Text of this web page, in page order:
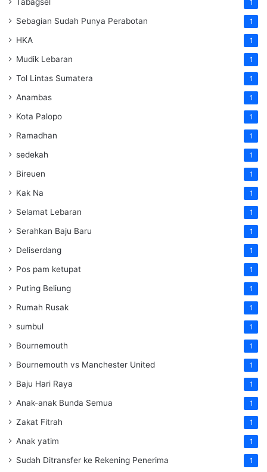
Tabagsel 1
Sebagian Sudah Punya Perabotan 1
HKA 1
Mudik Lebaran 1
Tol Lintas Sumatera 1
Anambas 1
Kota Palopo 1
Ramadhan 1
sedekah 1
Bireuen 1
Kak Na 1
Selamat Lebaran 1
Serahkan Baju Baru 1
Deliserdang 1
Pos pam ketupat 1
Puting Beliung 1
Rumah Rusak 1
sumbul 1
Bournemouth 1
Bournemouth vs Manchester United 1
Baju Hari Raya 1
Anak-anak Bunda Semua 1
Zakat Fitrah 1
Anak yatim 1
Sudah Ditransfer ke Rekening Penerima 1